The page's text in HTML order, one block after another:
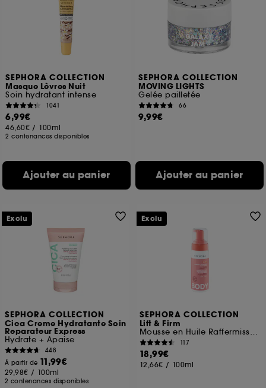
SEPHORA COLLECTION
Masque Lèvres Nuit
Soin hydratant intense
1041
6,99€
46,60€ / 100ml
2 contenances disponibles
Ajouter au panier
SEPHORA COLLECTION
MOVING LIGHTS
Gelée pailletée
66
9,99€
Ajouter au panier
SEPHORA COLLECTION
Cica Creme Hydratante Soin
Reparateur Express
Hydrate + Apaise
448
À partir de 11,99€
29,98€ / 100ml
2 contenances disponibles
Exclu
SEPHORA COLLECTION
Lift & Firm
Mousse en Huile Raffermissante Et Hydratante
117
18,99€
12,66€ / 100ml
Exclu